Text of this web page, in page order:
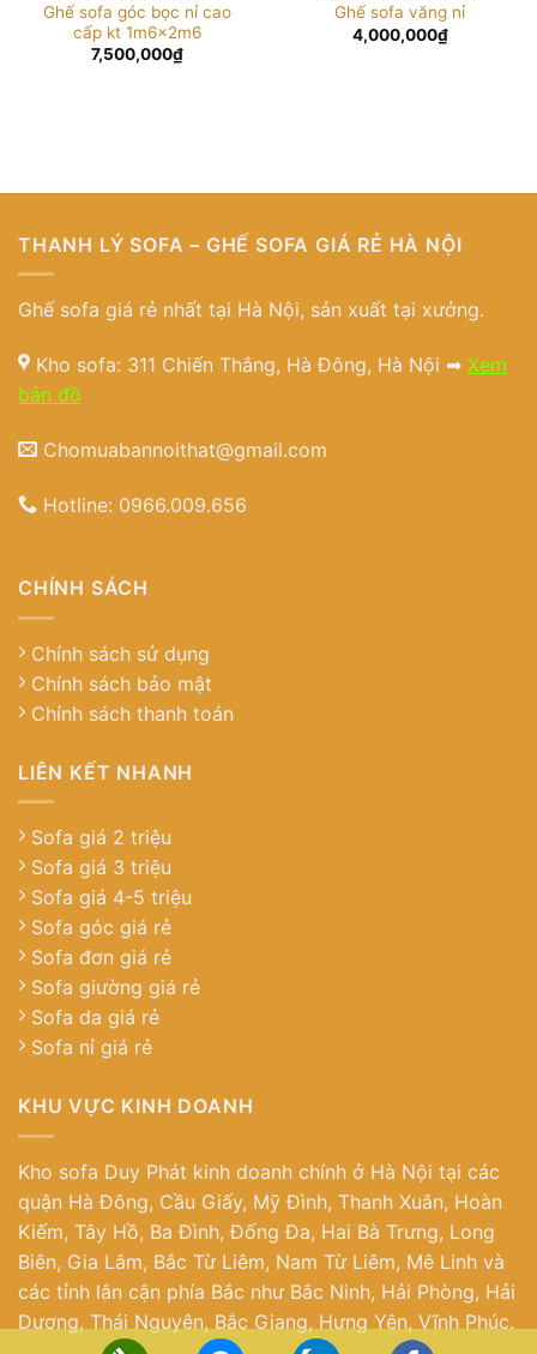
Ghế sofa góc bọc nỉ cao
cấp kt 1m6x2m6
7,500,000₫
Ghế sofa văng nỉ
4,000,000₫
THANH LÝ SOFA – GHẾ SOFA GIÁ RẺ HÀ NỘI
Ghế sofa giá rẻ nhất tại Hà Nội, sản xuất tại xưởng.
Kho sofa: 311 Chiến Thắng, Hà Đông, Hà Nội ➡ Xem
bản đồ
Chomuabannoithat@gmail.com
Hotline: 0966.009.656
CHÍNH SÁCH
Chính sách sử dụng
Chính sách bảo mật
Chính sách thanh toán
LIÊN KẾT NHANH
Sofa giá 2 triệu
Sofa giá 3 triệu
Sofa giá 4-5 triệu
Sofa góc giá rẻ
Sofa đơn giá rẻ
Sofa giường giá rẻ
Sofa da giá rẻ
Sofa nỉ giá rẻ
KHU VỰC KINH DOANH
Kho sofa Duy Phát kinh doanh chính ở Hà Nội tại các
quận Hà Đông, Cầu Giấy, Mỹ Đình, Thanh Xuân, Hoàn
Kiếm, Tây Hồ, Ba Đình, Đống Đa, Hai Bà Trưng, Long
Biên, Gia Lâm, Bắc Từ Liêm, Nam Từ Liêm, Mê Linh và
các tỉnh lân cận phía Bắc như Bắc Ninh, Hải Phòng, Hải
Dương, Thái Nguyên, Bắc Giang, Hưng Yên, Vĩnh Phúc.